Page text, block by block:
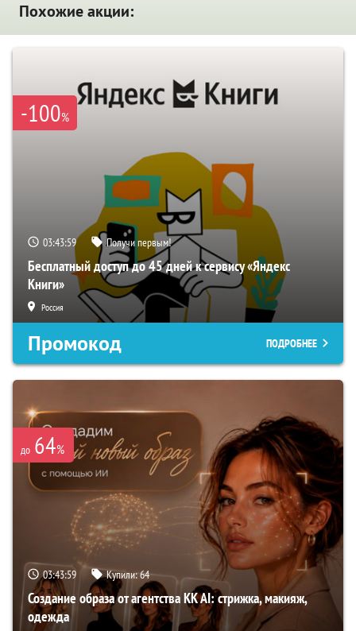
Похожие акции:
-100%
03:43:58 Получи первым!
Бесплатный доступ до 45 дней к сервису «Яндекс
Книги»
Россия
Промокод ПОДРОБНЕЕ
до 64%
03:43:58 Купили:64
Создание образа от агентства KK AI: стрижка, макияж,
одежда